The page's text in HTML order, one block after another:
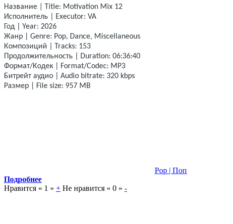
Название | Title: Motivation Mix 12
Исполнитель | Executor: VA
Год | Year: 2026
Жанр | Genre: Pop, Dance, Miscellaneous
Композиций | Tracks: 153
Продолжительность | Duration: 06:36:40
Формат/Кодек | Format/Codec: MP3
Битрейт аудио | Audio bitrate: 320 kbps
Размер | File size: 957 MB
Pop | Поп
Подробнее
Нравится « 1 » + Не нравится « 0 » -